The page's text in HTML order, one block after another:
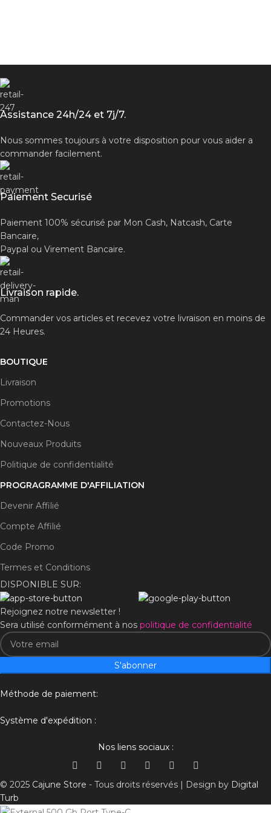
Assistance 24h/24 et 7j/7.
Nous sommes toujours à votre disposition pour vous aider a
commander facilement.
Paiement Securisé
Paiement 100% sécurisé par Mon Cash, Natcash, Carte
Bancaire,
Paypal ou Virement Bancaire.
Livraison rapide.
Commander vos articles et recevez votre livraison en moins de
24 Heures.
BOUTIQUE
Livraison
Promotions
Contactez-Nous
Nouveaux Produits
Politique de confidentialité
PROGRAGRAMME D'AFFILIATION
Devenir Affilié
Compte Affilié
Code Promo
Termes et Conditions
DISPONIBLE SUR:
Rejoignez notre newsletter !
Sera utilisé conformément à nos politique de confidentialité
S'abonner
Méthode de paiement:
Système d'expédition :
Nos liens sociaux :
© 2025 Cajune Store - Tous droits réservés | Design by Digital
Turb